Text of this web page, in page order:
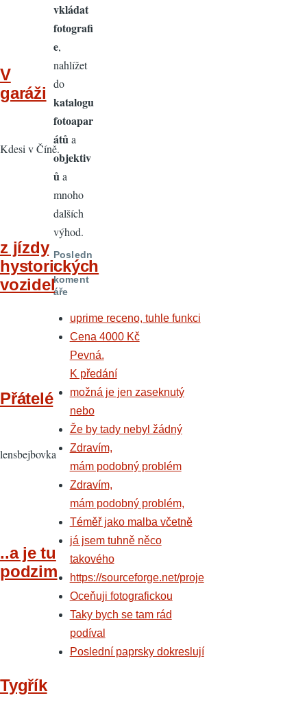
V
garáži
Kdesi v Číně.
z jízdy
hystorických
vozidel
Přátelé
lensbejbovka
..a je tu
podzim
Tygřík
vkládat
fotografi
e,
nahlížet
do
katalogu
fotoapar
átů a
objektiv
ů a
mnoho
dalších
výhod.
Posledn
í
koment
áře
uprime receno, tuhle funkci
Cena 4000 Kč
Pevná.
K předání
možná je jen zaseknutý
nebo
Že by tady nebyl žádný
Zdravím,
mám podobný problém
Zdravím,
mám podobný problém,
Téměř jako malba včetně
já jsem tuhně něco
takového
https://sourceforge.net/proje
Oceňuji fotografickou
Taky bych se tam rád
podíval
Poslední paprsky dokreslují